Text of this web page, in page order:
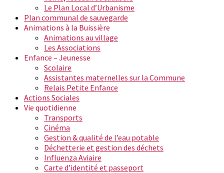
Le Plan Local d’Urbanisme
Plan communal de sauvegarde
Animations à la Buissière
Animations au village
Les Associations
Enfance – Jeunesse
Scolaire
Assistantes maternelles sur la Commune
Relais Petite Enfance
Actions Sociales
Vie quotidienne
Transports
Cinéma
Gestion & qualité de l’eau potable
Déchetterie et gestion des déchets
Influenza Aviaire
Carte d’identité et passeport